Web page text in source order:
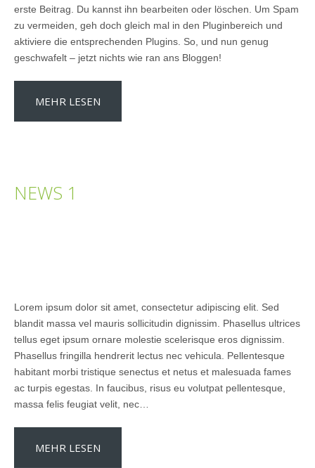
erste Beitrag. Du kannst ihn bearbeiten oder löschen. Um Spam
zu vermeiden, geh doch gleich mal in den Pluginbereich und
aktiviere die entsprechenden Plugins. So, und nun genug
geschwafelt – jetzt nichts wie ran ans Bloggen!
MEHR LESEN
NEWS 1
Lorem ipsum dolor sit amet, consectetur adipiscing elit. Sed
blandit massa vel mauris sollicitudin dignissim. Phasellus ultrices
tellus eget ipsum ornare molestie scelerisque eros dignissim.
Phasellus fringilla hendrerit lectus nec vehicula. Pellentesque
habitant morbi tristique senectus et netus et malesuada fames
ac turpis egestas. In faucibus, risus eu volutpat pellentesque,
massa felis feugiat velit, nec…
MEHR LESEN